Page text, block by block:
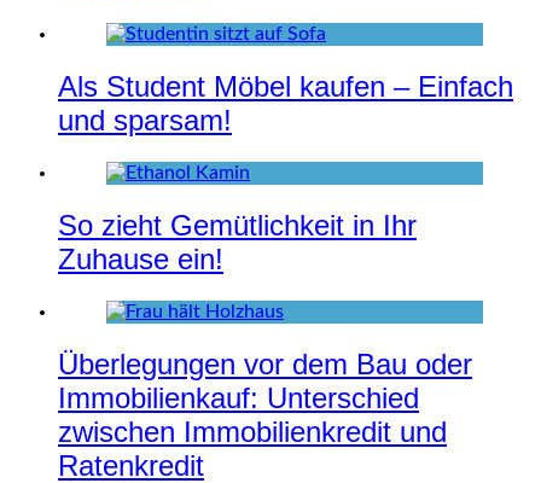
Als Student Möbel kaufen – Einfach
und sparsam!
So zieht Gemütlichkeit in Ihr
Zuhause ein!
Überlegungen vor dem Bau oder
Immobilienkauf: Unterschied
zwischen Immobilienkredit und
Ratenkredit